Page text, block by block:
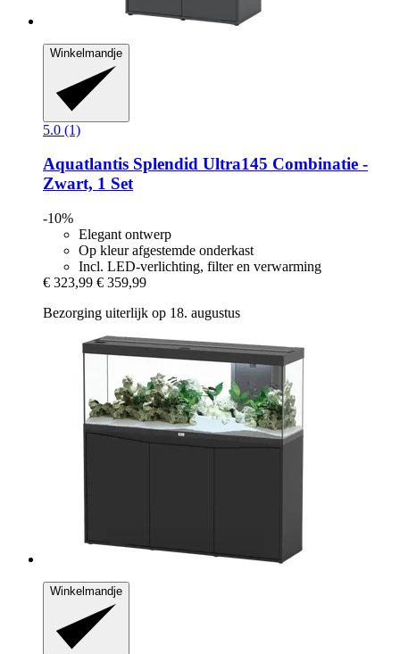
Winkelmandje
5.0 (1)
Aquatlantis Splendid Ultra145 Combinatie -​
Zwart, 1 Set
-10%
Elegant ontwerp
Op kleur afgestemde onderkast
Incl. LED-verlichting, filter en verwarming
€ 323,99 € 359,99
Bezorging uiterlijk op 18. augustus
Winkelmandje